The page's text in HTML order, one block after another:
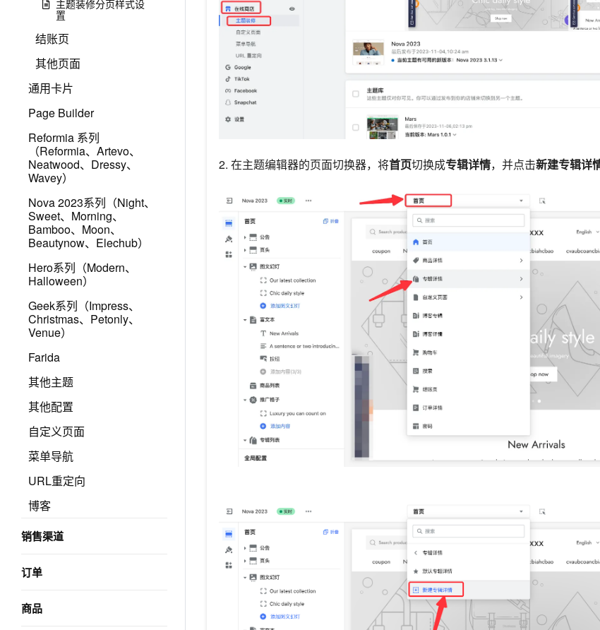
主题装修分页样式设
置
结账页
其他页面
通用卡片
Page Builder
Reformia 系列
（Reformia、Artevo、
Neatwood、Dressy、
Wavey）
Nova 2023系列（Night、
Sweet、Morning、
Bamboo、Moon、
Beautynow、Elechub）
Hero系列（Modern、
Halloween）
Geek系列（Impress、
Christmas、Petonly、
Venue）
Farida
其他主题
其他配置
自定义页面
菜单导航
URL重定向
博客
销售渠道
订单
商品
2. 在主题编辑器的页面切换器，将首页切换成专辑详情，并点击新建专辑详